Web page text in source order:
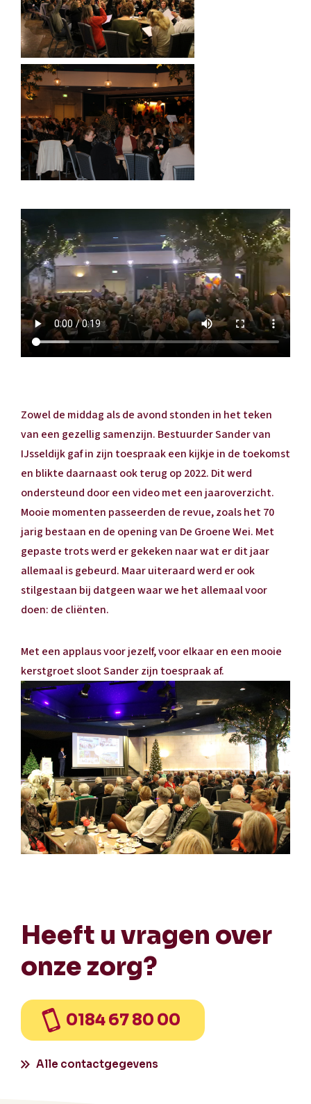
Zowel de middag als de avond stonden in het teken
van een gezellig samenzijn. Bestuurder Sander van
IJsseldijk gaf in zijn toespraak een kijkje in de toekomst
en blikte daarnaast ook terug op 2022. Dit werd
ondersteund door een video met een jaaroverzicht.
Mooie momenten passeerden de revue, zoals het 70
jarig bestaan en de opening van De Groene Wei. Met
gepaste trots werd er gekeken naar wat er dit jaar
allemaal is gebeurd. Maar uiteraard werd er ook
stilgestaan bij datgeen waar we het allemaal voor
doen: de cliënten.
Met een applaus voor jezelf, voor elkaar en een mooie
kerstgroet sloot Sander zijn toespraak af.
Heeft u vragen over
onze zorg?
0184 67 80 00
Alle contactgegevens